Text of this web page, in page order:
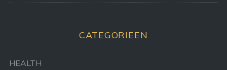
CATEGORIEEN
HEALTH